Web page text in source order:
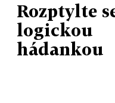
Rozptylte
logickou
hádankou